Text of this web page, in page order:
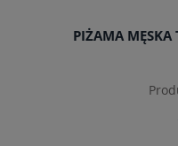
PIŻAMA MĘSKA